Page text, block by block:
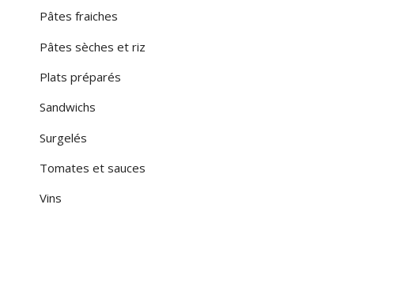
Pâtes fraiches
Pâtes sèches et riz
Plats préparés
Sandwichs
Surgelés
Tomates et sauces
Vins